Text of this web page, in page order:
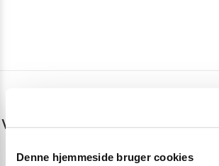
Denne hjemmeside bruger cookies
Har du spørgsmål eller
Vi er lige her. Kundeservice sidder
Personlig rådgivning med et